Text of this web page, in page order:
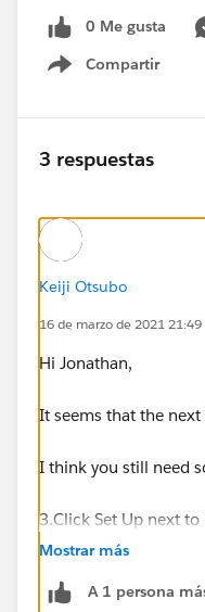
0 Me gusta
Compartir
Show menu
3 respuestas
Keiji Otsubo
16 de marzo de 2021 21:49
Hi Jonathan,
It seems that the
I think you still need
3.Click Set Up next
Mostrar más
A 1 persona